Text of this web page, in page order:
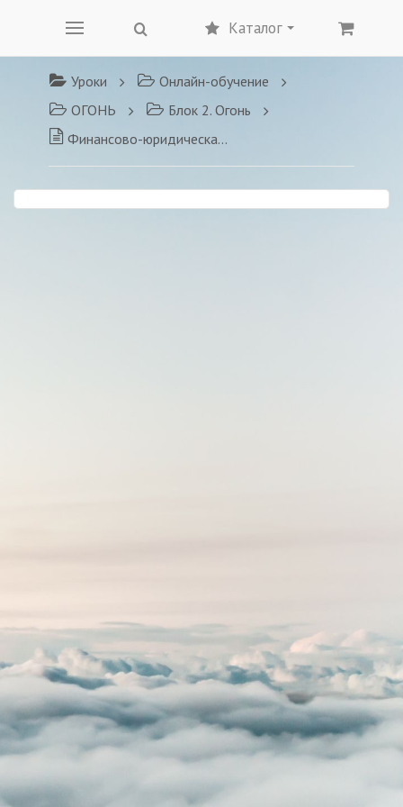
Каталог
Уроки
Онлайн-обучение
ОГОНЬ
Блок 2. Огонь
Финансово-юридическая безопасность бизнеса